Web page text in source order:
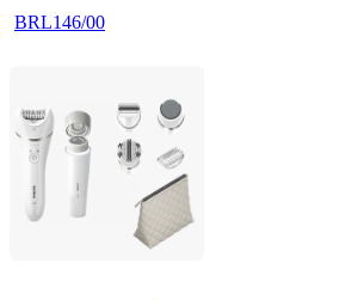
BRL146/00